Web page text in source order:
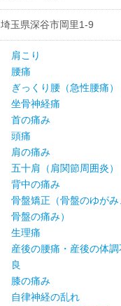
埼玉県深谷市岡里1-9
肩こり
腰痛
ぎっくり腰（急性腰痛）
坐骨神経痛
首の痛み
頭痛
肩の痛み
五十肩（肩関節周囲炎）
背中の痛み
骨盤矯正（骨盤のゆがみ
骨盤の痛み）
生理痛
産後の腰痛・産後の体調
良
膝の痛み
自律神経の乱れ